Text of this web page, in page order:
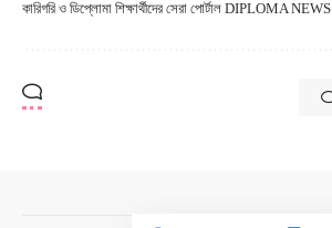
কারিগরি ও ডিপ্লোমা শিক্ষার্থীদের সেরা পোর্টাল DIPLOMA NEWS